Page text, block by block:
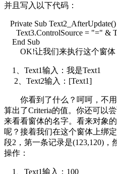
并且写入以下代码：
Private Sub Text2_AfterUpdate()
Text3.ControlSource = "=" &
End Sub
OK!让我们来执行这个窗体
1、Text1输入：我是Text1
2、Text2输入：[Text1]
你看到了什么？呵呵，不用
算出了Criteria的值。你还可以
来看看窗体的名字。看来对象
呢？接着我们在这个窗体上绑
段2，第一条记录是(123,120)
操作：
1、Text1输入：100